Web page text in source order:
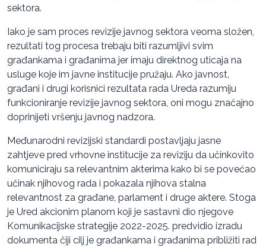
sektora.
Iako je sam proces revizije javnog sektora veoma složen,
rezultati tog procesa trebaju biti razumljivi svim
građankama i građanima jer imaju direktnog uticaja na
usluge koje im javne institucije pružaju. Ako javnost,
građani i drugi korisnici rezultata rada Ureda razumiju
funkcioniranje revizije javnog sektora, oni mogu značajno
doprinijeti vršenju javnog nadzora.
Međunarodni revizijski standardi postavljaju jasne
zahtjeve pred vrhovne institucije za reviziju da učinkovito
komuniciraju sa relevantnim akterima kako bi se povećao
učinak njihovog rada i pokazala njihova stalna
relevantnost za građane, parlament i druge aktere. Stoga
je Ured akcionim planom koji je sastavni dio njegove
Komunikacijske strategije 2022-2025. predvidio izradu
dokumenta čiji cilj je građankama i građanima približiti rad